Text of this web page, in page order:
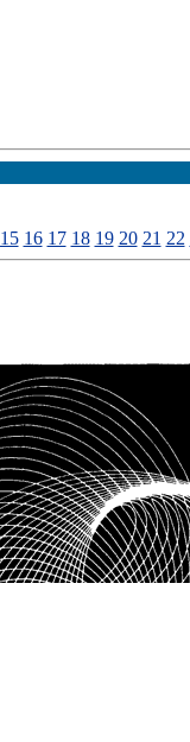
15 16 17 18 19 20 21 22